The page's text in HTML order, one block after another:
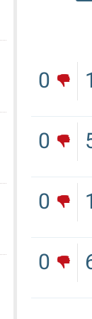
1
0
0
1
0
0